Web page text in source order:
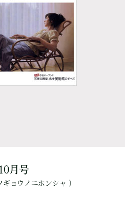
月号
ギョウノニホンシャ ）